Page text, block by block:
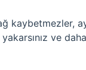
kaybetmezler,
ve